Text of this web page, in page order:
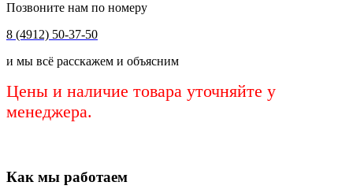
Позвоните нам по номеру
8 (4912) 50-37-50
и мы всё расскажем и объясним
Цены и наличие товара уточняйте у
менеджера.
Как мы работаем